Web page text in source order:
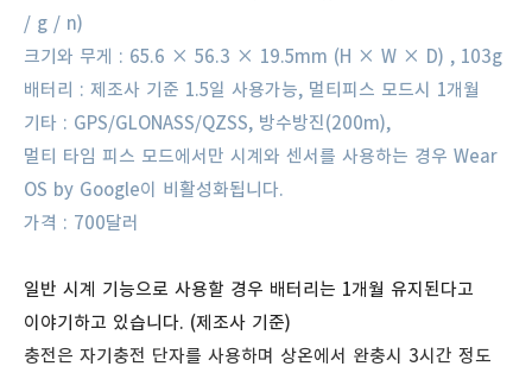
/ g / n)
크기와 무게 : 65.6 × 56.3 × 19.5mm (H × W × D) , 103g
배터리 : 제조사 기준 1.5일 사용가능, 멀티피스 모드시 1개월
기타 : GPS/GLONASS/QZSS, 방수방진(200m),
멀티 타임 피스 모드에서만 시계와 센서를 사용하는 경우 Wear
OS by Google이 비활성화됩니다.
가격 : 700달러
일반 시계 기능으로 사용할 경우 배터리는 1개월 유지된다고
이야기하고 있습니다. (제조사 기준)
충전은 자기충전 단자를 사용하며 상온에서 완충시 3시간 정도